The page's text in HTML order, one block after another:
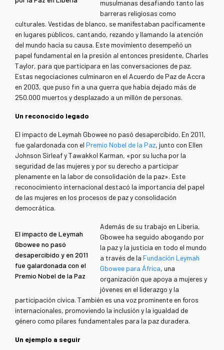
musulmanas desafiando tanto las
barreras religiosas como
culturales. Vestidas de blanco, se manifestaban pacíficamente
en lugares públicos, cantando, rezando y llamando la atención
del mundo hacia su causa. Este movimiento desempeñó un
papel fundamental en la presión al entonces presidente, Charles
Taylor, para que participara en las conversaciones de paz.
Estas negociaciones culminaron en el Acuerdo de Paz de Accra
en 2003, que puso fin a una guerra que había dejado más de
250.000 muertos y desplazado a un millón de personas.
Un reconocido legado
El impacto de Leymah Gbowee no pasó desapercibido. En 2011,
fue galardonada con el Premio Nobel de la Paz, junto con Ellen
Johnson Sirleaf y Tawakkol Karman, «por su lucha por la
seguridad de las mujeres y por su derecho a participar
plenamente en la labor de consolidación de la paz». Este
reconocimiento internacional destacó la importancia del papel
de las mujeres en los procesos de paz y consolidación
democrática.
El impacto de Leymah
Gbowee no pasó
desapercibido y en 2011
fue galardonada con el
Premio Nobel de la Paz
Además de su trabajo en Liberia,
Gbowee ha seguido abogando por
la paz y la justicia en todo el mundo
a través de la Fundación Leymah
Gbowee para África, una
organización que apoya a mujeres y
jóvenes en el liderazgo y la
participación cívica. También es una voz prominente en foros
internacionales, promoviendo la inclusión y la igualdad de
género como pilares fundamentales para la paz duradera.
Un ejemplo a seguir